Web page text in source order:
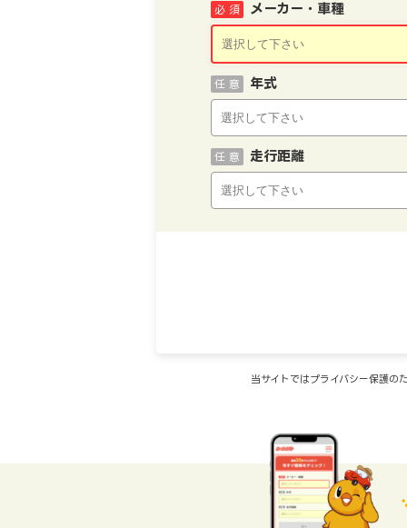
メーカー・車種
必 須
年式
任 意
走行距離
任 意
当サイトではプライバシー保護の